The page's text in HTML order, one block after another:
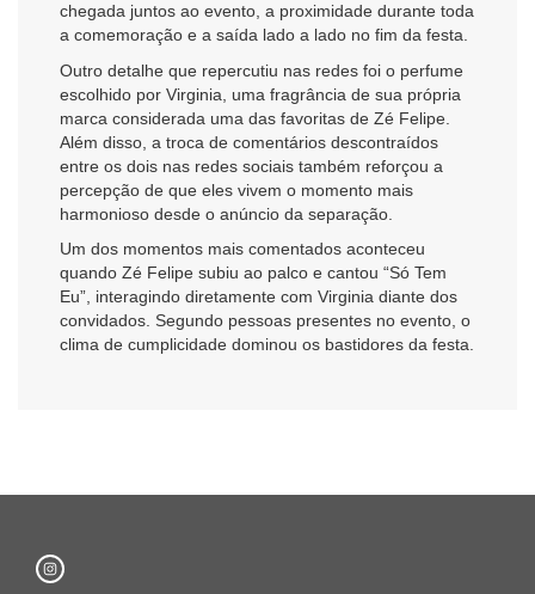
chegada juntos ao evento, a proximidade durante toda
a comemoração e a saída lado a lado no fim da festa.
Outro detalhe que repercutiu nas redes foi o perfume
escolhido por Virginia, uma fragrância de sua própria
marca considerada uma das favoritas de Zé Felipe.
Além disso, a troca de comentários descontraídos
entre os dois nas redes sociais também reforçou a
percepção de que eles vivem o momento mais
harmonioso desde o anúncio da separação.
Um dos momentos mais comentados aconteceu
quando Zé Felipe subiu ao palco e cantou “Só Tem
Eu”, interagindo diretamente com Virginia diante dos
convidados. Segundo pessoas presentes no evento, o
clima de cumplicidade dominou os bastidores da festa.